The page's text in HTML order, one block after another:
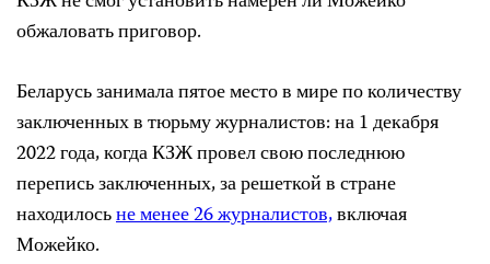
обжаловать приговор.
Беларусь занимала пятое место в мире по количеству
заключенных в тюрьму журналистов: на 1 декабря
2022 года, когда КЗЖ провел свою последнюю
перепись заключенных, за решеткой в стране
находилосьне менее 26 журналистов,включая
Можейко.